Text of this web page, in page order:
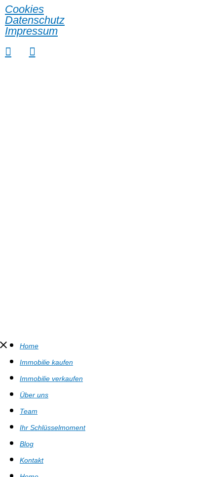
Cookies
Datenschutz
Impressum
Home
Immobilie kaufen
Immobilie verkaufen
Über uns
Team
Ihr Schlüsselmoment
Blog
Kontakt